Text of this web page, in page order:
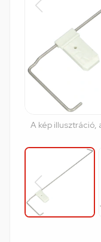
A kép illusztráció,